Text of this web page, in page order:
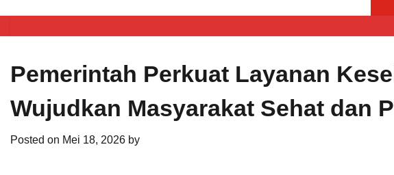
Pemerintah Perkuat Layanan
Wujudkan Masyarakat Sehat dan
Posted on Mei 18, 2026 by